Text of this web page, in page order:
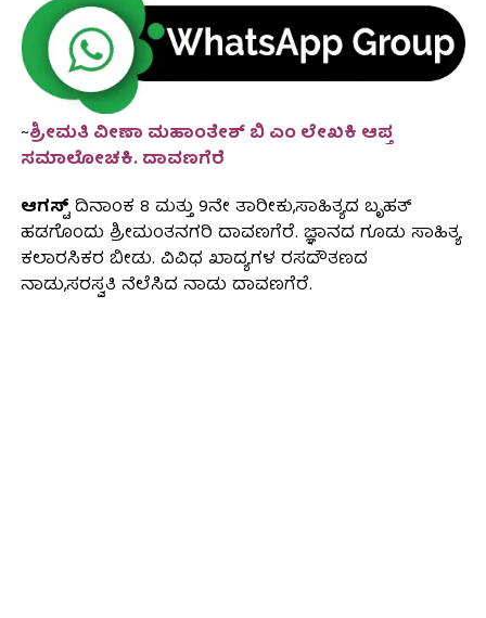
~ಶ್ರೀಮತಿ ವೀಣಾ ಮಹಾಂತೇಶ್ ಬಿ ಎಂ ಲೇಖಕಿ ಆಪ್ತ
ಸಮಾಲೋಚಕಿ. ದಾವಣಗೆರೆ
ಆಗಸ್ಟ್ದಿನಾಂಕ 8 ಮತ್ತು 9ನೇ ತಾರೀಕು,ಸಾಹಿತ್ಯದ ಬೃಹತ್
ಹಡಗೊಂದು ಶ್ರೀಮಂತನಗರಿ ದಾವಣಗೆರೆ. ಜ್ಞಾನದ ಗೂಡು ಸಾಹಿತ್ಯ
ಕಲಾರಸಿಕರ ಬೀಡು. ವಿವಿಧ ಖಾದ್ಯಗಳ ರಸದೌತಣದ
ನಾಡು,ಸರಸ್ವತಿ ನೆಲೆಸಿದ ನಾಡು ದಾವಣಗೆರೆ.